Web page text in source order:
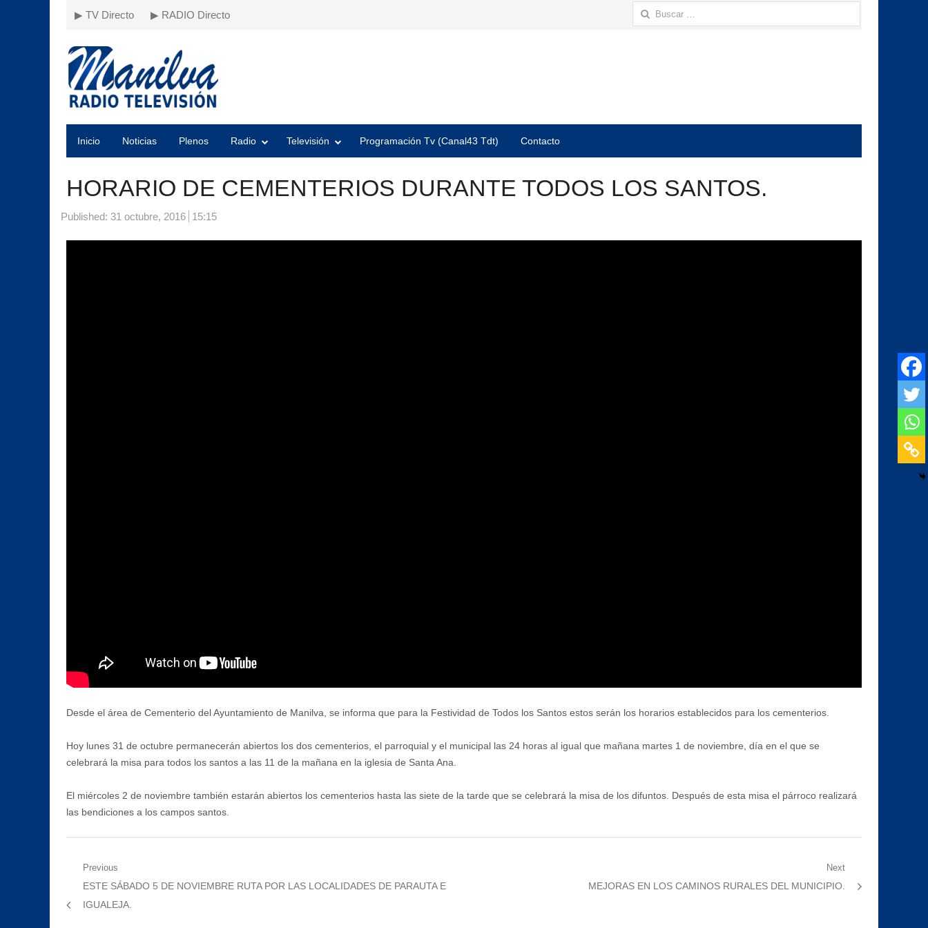
▶ TV Directo ▶ RADIO Directo Buscar:
Inicio Noticias Plenos Radio Televisión Programación Tv (Canal43 Tdt) Contacto
HORARIO DE CEMENTERIOS DURANTE TODOS LOS SANTOS.
Published: 31 octubre, 2016 15:15
Desde el área de Cementerio del Ayuntamiento de Manilva, se informa que para la Festividad de Todos los Santos estos serán los horarios establecidos para los cementerios.
Hoy lunes 31 de octubre permanecerán abiertos los dos cementerios, el parroquial y el municipal las 24 horas al igual que mañana martes 1 de noviembre, día en el que se
celebrará la misa para todos los santos a las 11 de la mañana en la iglesia de Santa Ana.
El miércoles 2 de noviembre también estarán abiertos los cementerios hasta las siete de la tarde que se celebrará la misa de los difuntos. Después de esta misa el párroco realizará
las bendiciones a los campos santos.
Navegación
Previous
Previous
post:
ESTE SÁBADO 5 DE NOVIEMBRE RUTA POR LAS LOCALIDADES DE PARAUTA E
IGUALEJA.
Next
Next
MEJORAS EN LOS CAMINOS RURALES DEL MUNICIPIO.